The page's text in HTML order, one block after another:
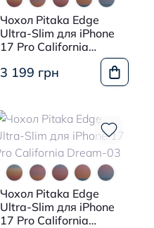
Чохол Pitaka Edge
Ultra-Slim для iPhone
17 Pro California
3 199 грн
Чохол Pitaka Edge
Ultra-Slim для iPhone
17 Pro California